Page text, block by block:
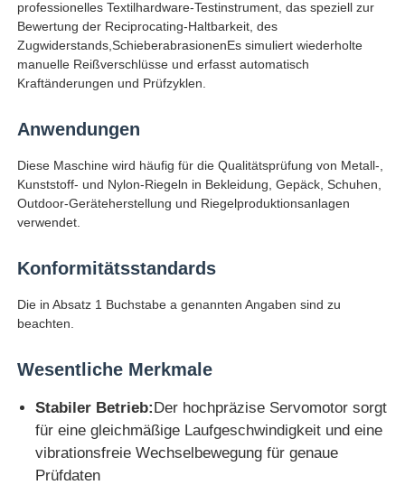
Fabrik Tour
Kontakt
Referenzen
Schlagprüfmaschine
professionelles Textilhardware-Testinstrument, das speziell zur
Bewertung der Reciprocating-Haltbarkeit, des
Zugwiderstands,SchieberabrasionenEs simuliert wiederholte
manuelle Reißverschlüsse und erfasst automatisch
Kraftänderungen und Prüfzyklen.
Anwendungen
Diese Maschine wird häufig für die Qualitätsprüfung von Metall-,
Kunststoff- und Nylon-Riegeln in Bekleidung, Gepäck, Schuhen,
Outdoor-Geräteherstellung und Riegelproduktionsanlagen
verwendet.
Konformitätsstandards
Die in Absatz 1 Buchstabe a genannten Angaben sind zu
beachten.
Wesentliche Merkmale
Stabiler Betrieb:Der hochpräzise Servomotor sorgt
für eine gleichmäßige Laufgeschwindigkeit und eine
vibrationsfreie Wechselbewegung für genaue
Prüfdaten